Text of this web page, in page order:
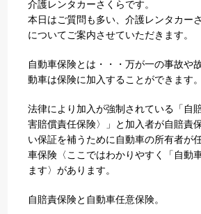
介護レンタカーさくらです。
本日はご質問も多い、介護レンタカー
についてご案内させていただきます。
自動車保険とは・・・万が一の事故や
動車は保険に加入することができます。
法律により加入が強制されている「自
害賠償責任保険〉」と加入者が自賠責
い保証を補うために自動車の所有者が
車保険〈ここではわかりやすく「自動
ます〉があります。
自賠責保険と自動車任意保険。